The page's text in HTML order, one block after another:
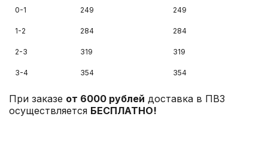
0-1 249 249
1-2 284 284
2-3 319 319
3-4 354 354
При заказе от 6000 рублей доставка в ПВЗ
осуществляется БЕСПЛАТНО!